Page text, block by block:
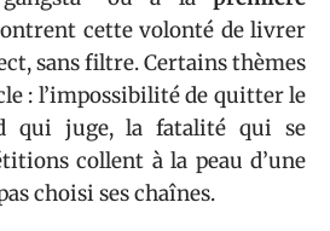
cette volonté de livrer
sans filtre. Certains thèmes
: l’impossibilité de quitter le
qui juge, la fatalité qui se
collent à la peau d’une
choisi ses chaînes.